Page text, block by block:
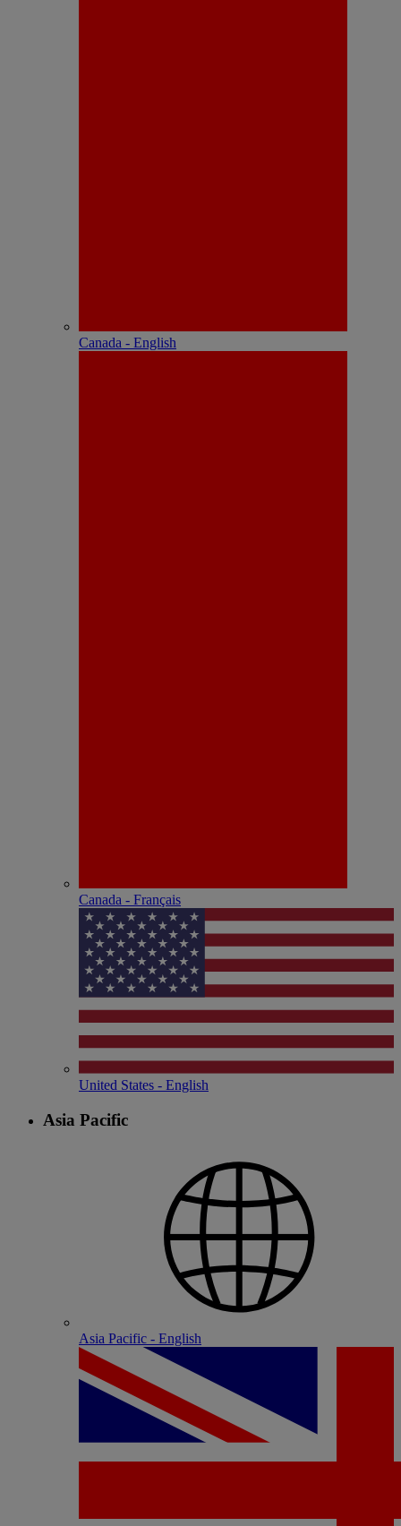
Canada - English
Canada - Français
United States - English
Asia Pacific
Asia Pacific - English